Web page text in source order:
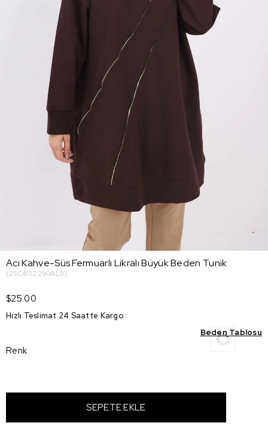
Acı Kahve-Süs Fermuarlı Likralı Büyük Beden Tunik
(25OB52290AL9)
$25.00
Hızlı Teslimat 24 Saatte Kargo :
Beden Tablosu
Renk